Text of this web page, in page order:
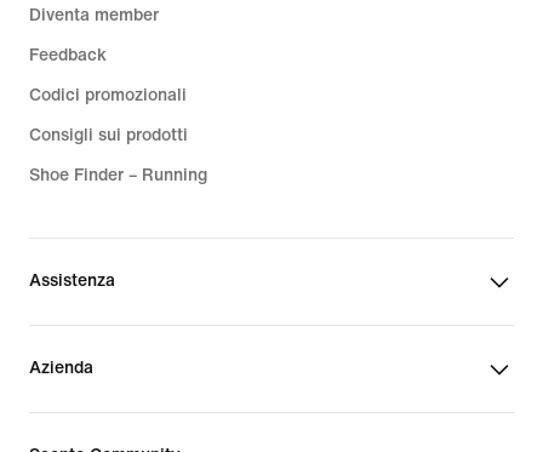
Diventa member
Feedback
Codici promozionali
Consigli sui prodotti
Shoe Finder – Running
Assistenza
Azienda